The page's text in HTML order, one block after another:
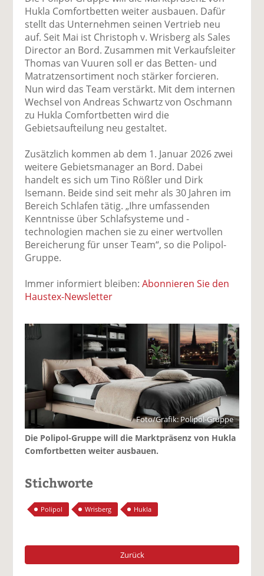
F
ac
e
b
o
o
k
te
tt
er
n
Li
n
k
e
di
n
te
il
E
m
ai
l
v
er
se
n
n
Hukla Comfortbetten weiter ausbauen. Dafür
stellt das Unternehmen seinen Vertrieb neu
auf. Seit Mai ist Christoph v. Wrisberg als Sales
Director an Bord. Zusammen mit Verkaufsleiter
Thomas van Vuuren soll er das Betten- und
Matratzensortiment noch stärker forcieren.
Nun wird das Team verstärkt. Mit dem internen
Wechsel von Andreas Schwartz von Oschmann
zu Hukla Comfortbetten wird die
Gebietsaufteilung neu gestaltet.
Zusätzlich kommen ab dem 1. Januar 2026 zwei
weitere Gebietsmanager an Bord. Dabei
handelt es sich um Tino Rößler und Dirk
Isemann. Beide sind seit mehr als 30 Jahren im
Bereich Schlafen tätig. „Ihre umfassenden
Kenntnisse über Schlafsysteme und -
technologien machen sie zu einer wertvollen
Bereicherung für unser Team“, so die Polipol-
Gruppe.
Immer informiert bleiben:Abonnieren Sie den
Haustex-Newsletter
Foto/Grafik: Polipol-Gruppe
Die Polipol-Gruppe will die Marktpräsenz von Hukla
Comfortbetten weiter ausbauen.
Stichworte
Polipol Wrisberg Hukla
Zurück